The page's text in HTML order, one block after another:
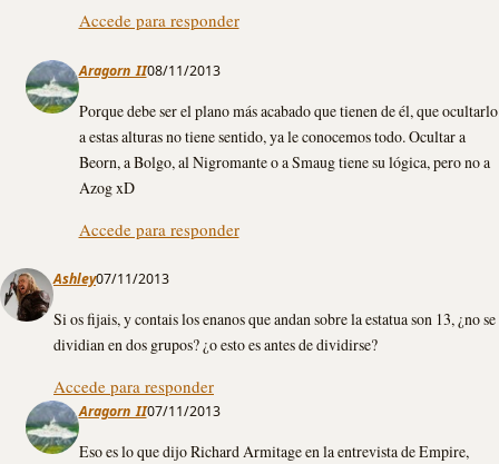
Accede para responder
Aragorn_II08/11/2013
Porque debe ser el plano más acabado que tienen de él, que ocultarlo
a estas alturas no tiene sentido, ya le conocemos todo. Ocultar a
Beorn, a Bolgo, al Nigromante o a Smaug tiene su lógica, pero no a
Azog xD
Accede para responder
Ashley07/11/2013
Si os fijais, y contais los enanos que andan sobre la estatua son 13, ¿no se
dividian en dos grupos? ¿o esto es antes de dividirse?
Accede para responder
Aragorn_II07/11/2013
Eso es lo que dijo Richard Armitage en la entrevista de Empire,